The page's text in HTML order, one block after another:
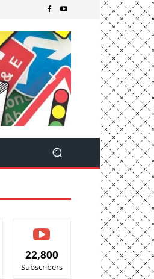
22,800
Subscribers